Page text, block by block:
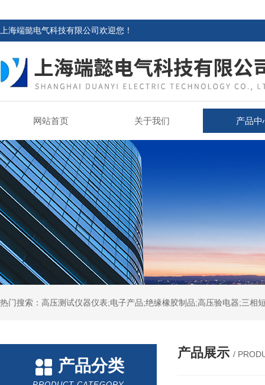
上海端懿电气科技有限公司欢迎您！
网站首页 关于我们 产品中
热门搜索：高压测试仪器仪表;电子产品;绝缘橡胶制品;高压验电器;三
产品分类
产品展示 /